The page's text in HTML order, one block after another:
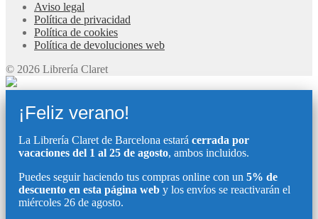
Aviso legal
Política de privacidad
Política de cookies
Política de devoluciones web
© 2026 Librería Claret
¡Feliz verano!
La Librería Claret de Barcelona estará cerrada por
vacaciones del 1 al 25 de agosto, ambos incluidos.
Puedes seguir haciendo tus compras online con un 5% de
descuento en esta página web y los envíos se reactivarán el
miércoles 26 de agosto.